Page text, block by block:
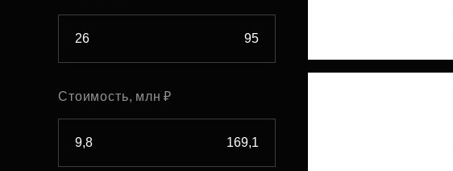
Стоимость, млн ₽